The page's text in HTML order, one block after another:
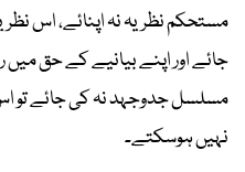
مستحکم نظریہ نہ اپنائے، اس
جائے اور اپنے بیانیے کے حق
مسلسل جدوجہد نہ کی جائے
نہیں ہوسکتے۔